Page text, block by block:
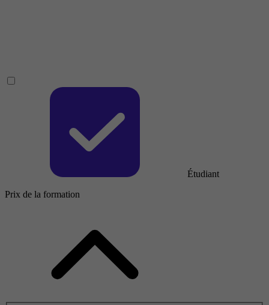
Étudiant
Prix de la formation